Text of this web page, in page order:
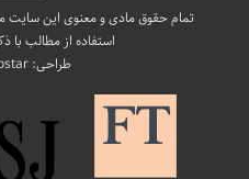
تمام حقوق مادی و معنوی این سایت
استفاده از مطالب با
طراحی: